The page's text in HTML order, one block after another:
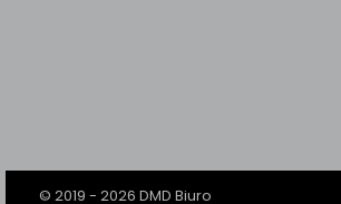
© 2019 - 2026 DMD Biuro